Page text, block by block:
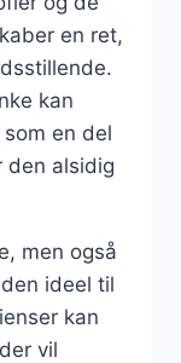
en ret,
kan
en del
den alsidig
men også
ideel til
kan
vil